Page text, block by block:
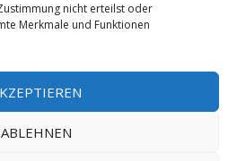
nicht erteilst oder
Merkmale und Funktionen
ABLEHNEN
HOME